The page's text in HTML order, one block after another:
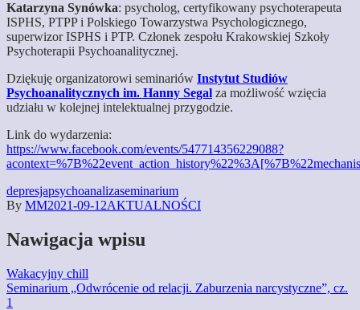
Katarzyna Synówka: psycholog, certyfikowany psychoterapeuta
ISPHS, PTPP i Polskiego Towarzystwa Psychologicznego,
superwizor ISPHS i PTP. Członek zespołu Krakowskiej Szkoły
Psychoterapii Psychoanalitycznej.
Dziękuję organizatorowi seminariów Instytut Studiów
Psychoanalitycznych im. Hanny Segal za możliwość wzięcia
udziału w kolejnej intelektualnej przygodzie.
Link do wydarzenia:
https://www.facebook.com/events/547714356229088?
depresjapsychoanalizaseminarium
By MM2021-09-12AKTUALNOŚCI
Nawigacja wpisu
Wakacyjny chill
Seminarium „Odwrócenie od relacji. Zaburzenia narcystyczne”, cz.
1